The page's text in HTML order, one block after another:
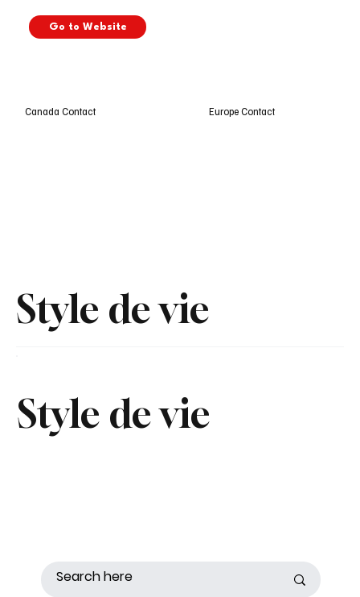
Style de vie
Go to Website
Canada Contact Europe Contact
Style de vie